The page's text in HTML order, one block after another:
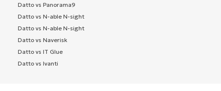
Datto vs Panorama9
Datto vs N-able N-sight
Datto vs N-able N-sight
Datto vs Naverisk
Datto vs IT Glue
Datto vs Ivanti